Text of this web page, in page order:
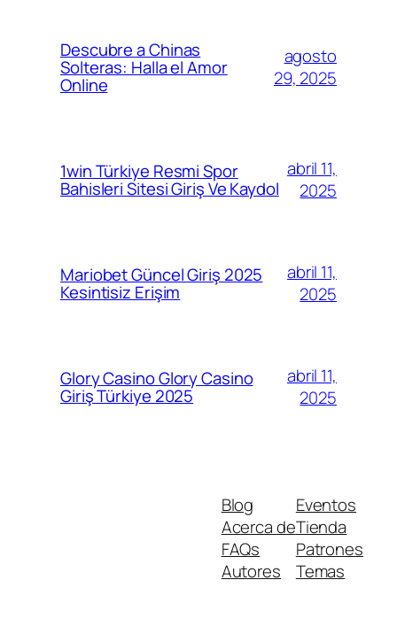
Descubre a Chinas
Solteras: Halla el Amor
Online
agosto
29, 2025
1win Türkiye Resmi Spor
Bahisleri Sitesi Giriş Ve Kaydol
abril 11,
2025
Mariobet Güncel Giriş 2025
Kesintisiz Erişim
abril 11,
2025
Glory Casino Glory Casino
Giriş Türkiye 2025
abril 11,
2025
Blog
Acerca de
FAQs
Autores
Eventos
Tienda
Patrones
Temas